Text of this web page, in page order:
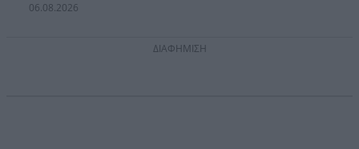
06.08.2026
ΔΙΑΦΗΜΙΣΗ